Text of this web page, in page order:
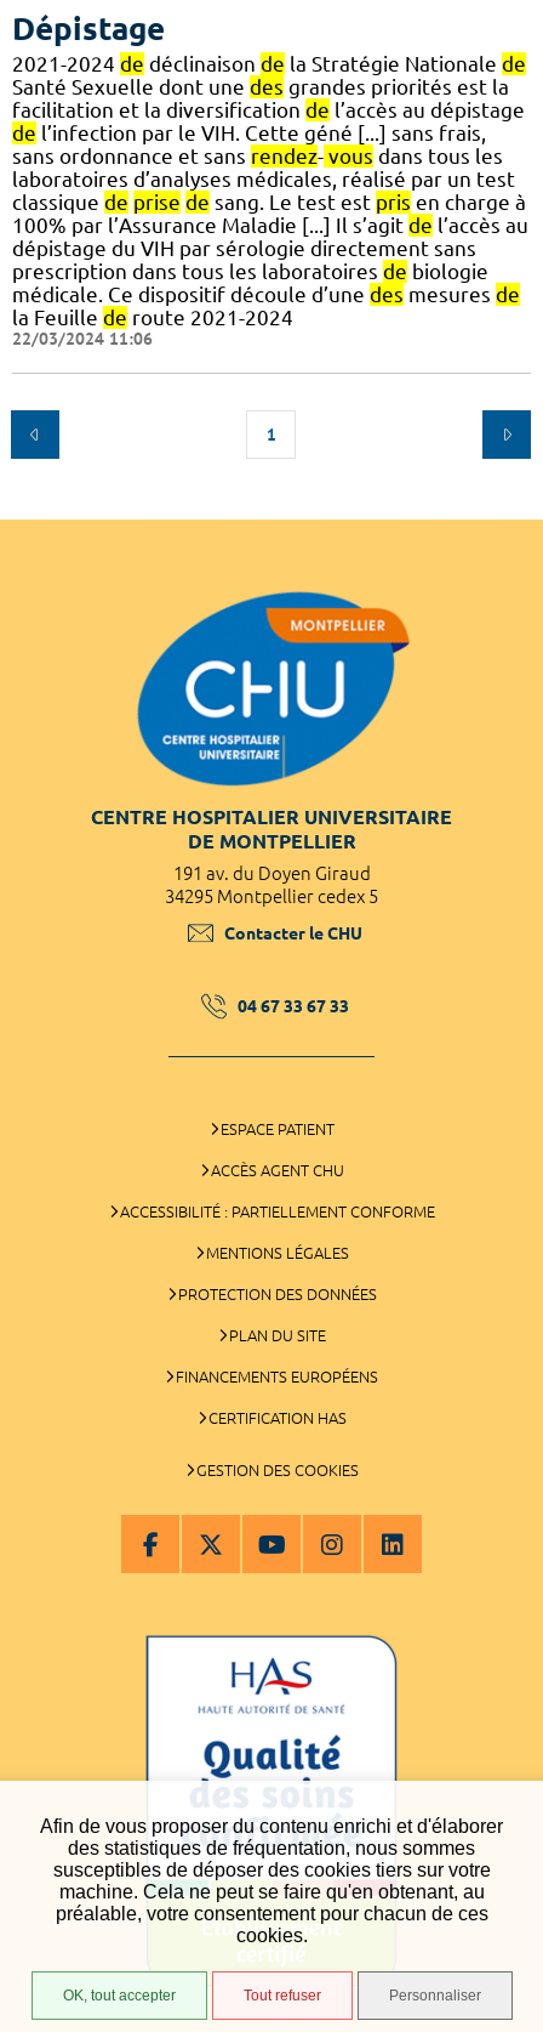
Afin de vous proposer du contenu enrichi et d'élaborer
des statistiques de fréquentation, nous sommes
susceptibles de déposer des cookies tiers sur votre
machine. Cela ne peut se faire qu'en obtenant, au
préalable, votre consentement pour chacun de ces
cookies.
OK, tout accepter Tout refuser Personnaliser
Dépistage
2021-2024 de déclinaison de la Stratégie Nationale de
Santé Sexuelle dont une des grandes priorités est la
facilitation et la diversification de l’accès au dépistage
de l’infection par le VIH. Cette géné [...] sans frais,
sans ordonnance et sans rendez- vous dans tous les
laboratoires d’analyses médicales, réalisé par un test
classique de prise de sang. Le test est pris en charge à
100% par l’Assurance Maladie [...] Il s’agit de l’accès au
dépistage du VIH par sérologie directement sans
prescription dans tous les laboratoires de biologie
médicale. Ce dispositif découle d’une des mesures de
la Feuille de route 2021-2024
22/03/2024 11:06
1
CENTRE HOSPITALIER UNIVERSITAIRE
DE MONTPELLIER
191 av. du Doyen Giraud
34295 Montpellier cedex 5
Contacter le CHU
04 67 33 67 33
ESPACE PATIENT
ACCÈS AGENT CHU
ACCESSIBILITÉ : PARTIELLEMENT CONFORME
MENTIONS LÉGALES
PROTECTION DES DONNÉES
PLAN DU SITE
FINANCEMENTS EUROPÉENS
CERTIFICATION HAS
GESTION DES COOKIES